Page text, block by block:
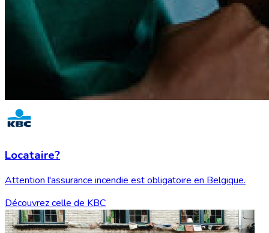
Locataire?
Attention l'assurance incendie est obligatoire en Belgique.
Découvrez celle de KBC